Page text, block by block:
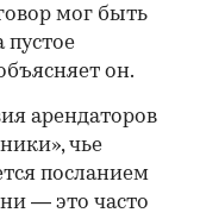
мог быть
пустое
он.
арендаторов
чье
посланием
— это часто